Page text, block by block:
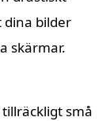
dina bilder
skärmar.
små